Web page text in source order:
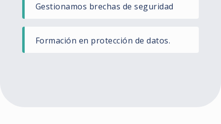
Gestionamos brechas de seguridad
Formación en protección de datos.